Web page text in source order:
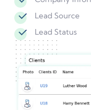
Lead Source
Lead Status